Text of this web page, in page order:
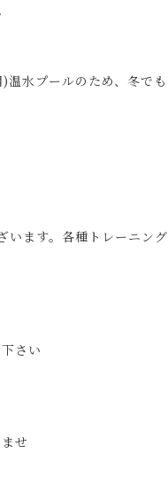
水プールのため、冬でも
います。各種トレーニング
さい
せ